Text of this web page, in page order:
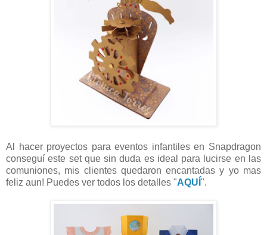
Al hacer proyectos para eventos infantiles en Snapdragon
conseguí este set que sin duda es ideal para lucirse en las
comuniones, mis clientes quedaron encantadas y yo mas
feliz aun! Puedes ver todos los detalles "AQUÍ ".